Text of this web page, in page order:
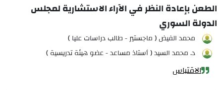
الطعن بإعادة النظر في الآراء الاستشارية لمجلس
الدولة السوري
محمد الفيض ( ماجستير - طالب دراسات عليا )
د. محمد السيد ( أستاذ مساعد - عضو هيئة تدريسية )
الاقتباس